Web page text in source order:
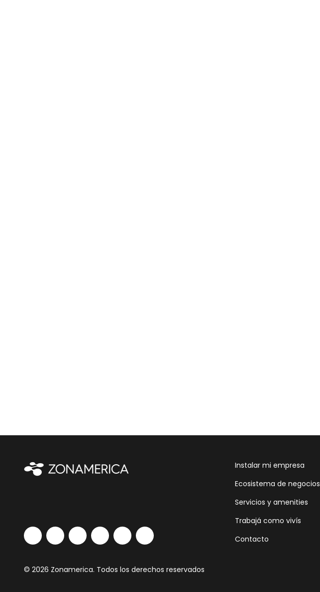
Instalar mi empresa
Ecosistema de negocios
Servicios y amenities
Trabajá como vivís
Contacto
© 2026 Zonamerica. Todos los derechos reservados